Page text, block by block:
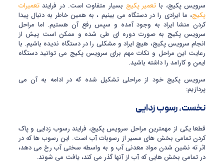
سرویس پکیج، با تعمیر پکیج بسیار متفاوت است. در فرایندتعمیرات
پکیج، ما ایرادی را در دستگاه می بینیم ، به همین خاطر به دنبال پیدا
کردن منشا ایراد به وجود آمده و سپس رفع آن هستیم. اما مراحل
سرویس پکیج به صورت دوره ای طی شده و ممکن است پیش از
انجام سرویس پکیج، هیچ ایراد و مشکلی را در دستگاه ندیده باشیم. با
رعایت این مراحل و نکات مهم برای سرویس پکیج می توانید دستگاه
ایمن و کارامد را داشته باشید.
سرویس پکیج خود از مراحلی تشکیل شده که در ادامه به آن می
پردازیم:
نخست، رسوب زدایی
قطعا یکی از مهمترین مراحل سرویس پکیج، فرایند رسوب زدایی و پاک
کردن تمامی بخش های مسیر از رسوبات آب است. این رسوب ها که در
اثر ته نشین شدن مواد معدنی آب و به واسطه سختی آب رخ می دهد،
در تمامی بخش هایی که آب از آنها گذر می کند، یافت می شوند.